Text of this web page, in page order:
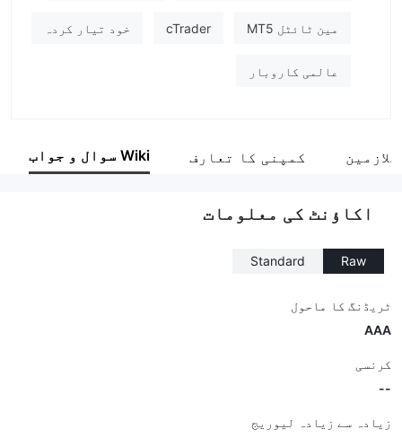
مین ٹائٹل MT5 cTrader خود تیار کردہ
عالمی کاروبار
کمپنی کا تعارف Wiki سوال و جواب
اکاؤنٹ کی معلومات
Raw
Standard
ٹریڈنگ کا ماحول
AAA
کرنسی
--
زیادہ سے زیادہ لیوریج